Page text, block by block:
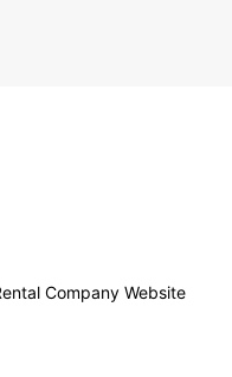
Company Website